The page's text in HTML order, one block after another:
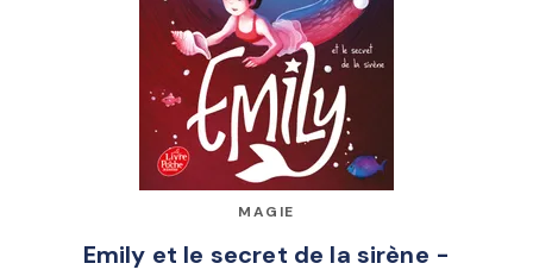
MAGIE
Emily et le secret de la sirène -